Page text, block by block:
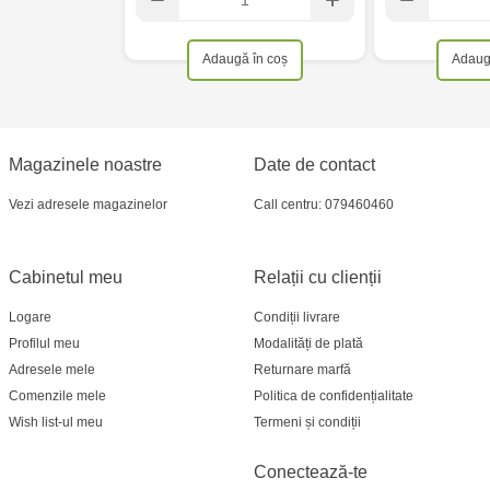
Adaugă în coș
Magazinele noastre
Vezi adresele magazinelor
Relații cu clienții
Condiții livrare
Modalități de plată
Returnare marfă
Politica de confidențialitate
Termeni și condiții
Cabinetul meu
Logare
Profilul meu
Adresele mele
Comenzile mele
Wish list-ul meu
Date de contact
Call centru: 079460460
Conectează-te